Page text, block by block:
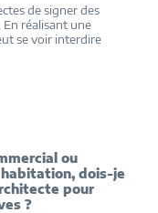
de signer des
réalisant une
se voir interdire
ou
dois-je
pour
?